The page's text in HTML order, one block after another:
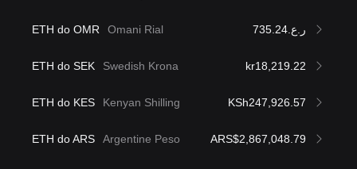
ETH do OMR Omani Rial ر.ع.735.24
ETH do SEK Swedish Krona kr18,219.22
ETH do KES Kenyan Shilling KSh247,926.57
ETH do ARS Argentine Peso ARS$2,867,048.79